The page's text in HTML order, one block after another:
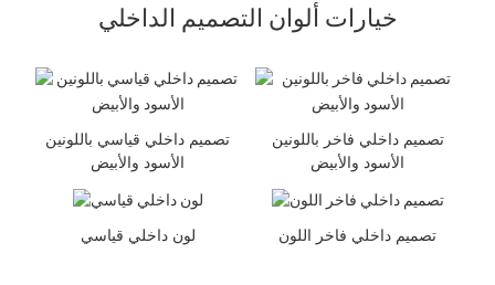
خيارات ألوان التصميم الداخلي
تصميم داخلي قياسي باللونين
الأسود والأبيض
تصميم داخلي فاخر باللونين
الأسود والأبيض
لون داخلي قياسي تصميم داخلي فاخر اللون